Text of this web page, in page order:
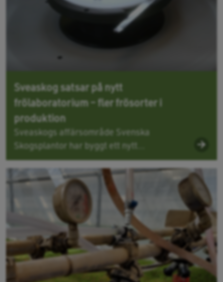
Sveaskog satsar på nytt
frölaboratorium – fler frösorter i
produktion
Sveaskogs affärsområde Svenska
Skogsplantor har byggt ett nytt...